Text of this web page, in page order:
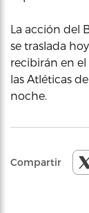
La acción del
se traslada
recibirán en el
las Atléticas
noche.
Compartir